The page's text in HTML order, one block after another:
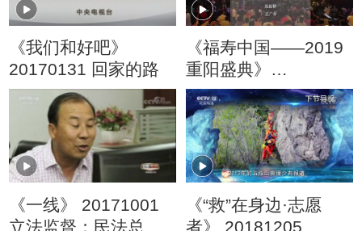
《我们和好吧》
20170131 回家的路
《福寿中国——2019
重阳盛典》
20191007
《一线》 20171001
立法监督：民法总则
《“救”在身边·志愿
者》 20181205